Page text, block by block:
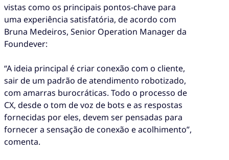
vistas como os principais pontos-chave para
uma experiência satisfatória, de acordo com
Bruna Medeiros, Senior Operation Manager da
Foundever:
“A ideia principal é criar conexão com o cliente,
sair de um padrão de atendimento robotizado,
com amarras burocráticas. Todo o processo de
CX, desde o tom de voz de bots e as respostas
fornecidas por eles, devem ser pensadas para
fornecer a sensação de conexão e acolhimento”,
comenta.